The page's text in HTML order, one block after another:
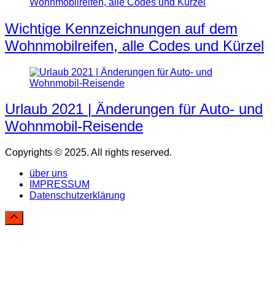
Wichtige Kennzeichnungen auf dem
Wohnmobilreifen, alle Codes und Kürzel
Urlaub 2021 | Änderungen für Auto- und
Wohnmobil-Reisende
Copyrights © 2025. All rights reserved.
über uns
IMPRESSUM
Datenschutzerklärung